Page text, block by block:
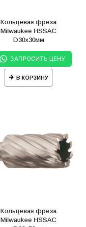
Кольцевая фреза
Milwaukee HSSAC
D30х30мм
ЗАПРОСИТЬ ЦЕНУ
В КОРЗИНУ
Кольцевая фреза
Milwaukee HSSAC